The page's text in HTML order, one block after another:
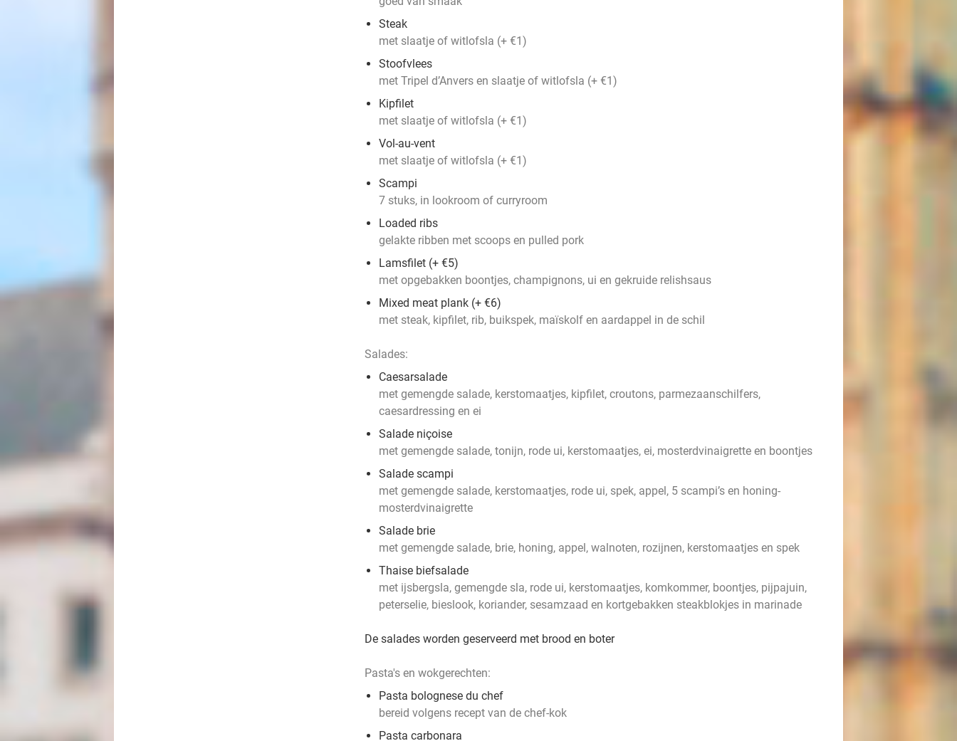
Steak
met slaatje of witlofsla (+ €1)
Stoofvlees
met Tripel d’Anvers en slaatje of witlofsla (+ €1)
Kipfilet
met slaatje of witlofsla (+ €1)
Vol-au-vent
met slaatje of witlofsla (+ €1)
Scampi
7 stuks, in lookroom of curryroom
Loaded ribs
gelakte ribben met scoops en pulled pork
Lamsfilet (+ €5)
met opgebakken boontjes, champignons, ui en gekruide relishsaus
Mixed meat plank (+ €6)
met steak, kipfilet, rib, buikspek, maïskolf en aardappel in de schil
Salades:
Caesarsalade
met gemengde salade, kerstomaatjes, kipfilet, croutons, parmezaanschilfers,
caesardressing en ei
Salade niçoise
met gemengde salade, tonijn, rode ui, kerstomaatjes, ei, mosterdvinaigrette en boontjes
Salade scampi
met gemengde salade, kerstomaatjes, rode ui, spek, appel, 5 scampi’s en honing-
mosterdvinaigrette
Salade brie
met gemengde salade, brie, honing, appel, walnoten, rozijnen, kerstomaatjes en spek
Thaise biefsalade
met ijsbergsla, gemengde sla, rode ui, kerstomaatjes, komkommer, boontjes, pijpajuin,
peterselie, bieslook, koriander, sesamzaad en kortgebakken steakblokjes in marinade
De salades worden geserveerd met brood en boter
Pasta's en wokgerechten:
Pasta bolognese du chef
bereid volgens recept van de chef-kok
Pasta carbonara